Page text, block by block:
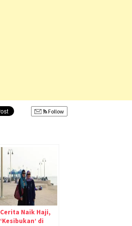
Follow
Cerita Naik Haji,
‘Kesibukan’ di